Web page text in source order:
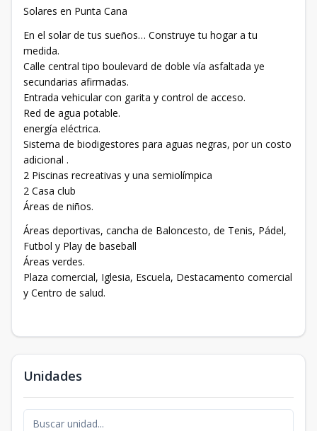
Solares en Punta Cana
En el solar de tus sueños… Construye tu hogar a tu
medida.
Calle central tipo boulevard de doble vía asfaltada ye
secundarias afirmadas.
Entrada vehicular con garita y control de acceso.
Red de agua potable.
energía eléctrica.
Sistema de biodigestores para aguas negras, por un costo
adicional .
2 Piscinas recreativas y una semiolímpica
2 Casa club
Áreas de niños.
Áreas deportivas, cancha de Baloncesto, de Tenis, Pádel,
Futbol y Play de baseball
Áreas verdes.
Plaza comercial, Iglesia, Escuela, Destacamento comercial
y Centro de salud.
Unidades